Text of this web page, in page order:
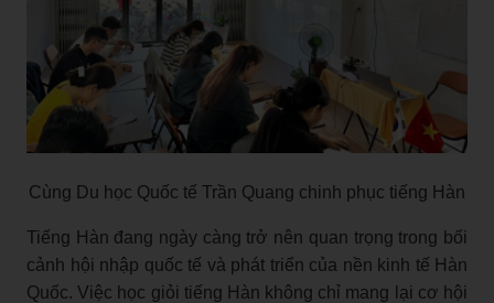
Cùng Du học Quốc tế Trần Quang chinh phục tiếng Hàn
Tiếng Hàn đang ngày càng trở nên quan trọng trong bối
cảnh hội nhập quốc tế và phát triển của nền kinh tế Hàn
Quốc. Việc học giỏi tiếng Hàn không chỉ mang lại cơ hội